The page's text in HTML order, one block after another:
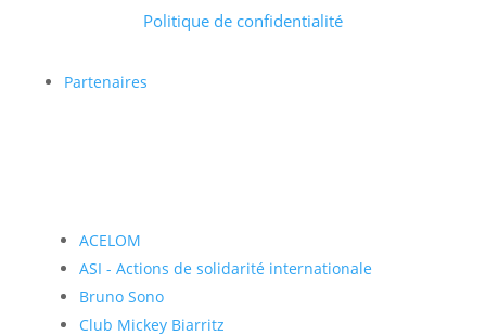
Politique de confidentialité
Partenaires
ACELOM
ASI - Actions de solidarité internationale
Bruno Sono
Club Mickey Biarritz